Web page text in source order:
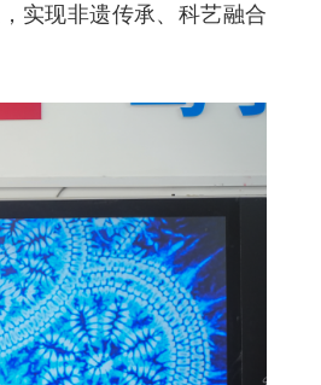
实现非遗传承、科艺融合